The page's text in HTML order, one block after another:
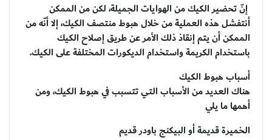
إنّ تحضير الكيك من الهوايات الجميلة، لكن من الممكن
أنتفشل هذه العملية من خلال هبوط منتصف الكيك، إلا أنّه من
الممكن أن يتم إنقاذ ذلك الأمر عن طريق إصلاح الكيك
باستخدام الكريمة واستخدام الديكورات المختلفة على الكيك.
أسباب هبوط الكيك
هناك العديد من الأسباب التي تتسبب في هبوط الكيك، ومن
أهمها ما يلي
الخميرة قديمة أو البيكنج باودر قديم